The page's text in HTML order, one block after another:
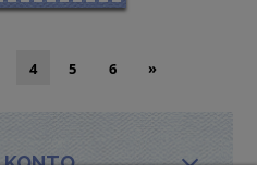
4 5 6 »
KONTO